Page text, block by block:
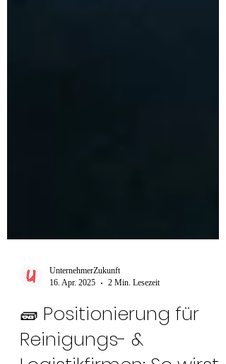
UnternehmerZukunft
16. Apr. 2025
2 Min. Lesezeit